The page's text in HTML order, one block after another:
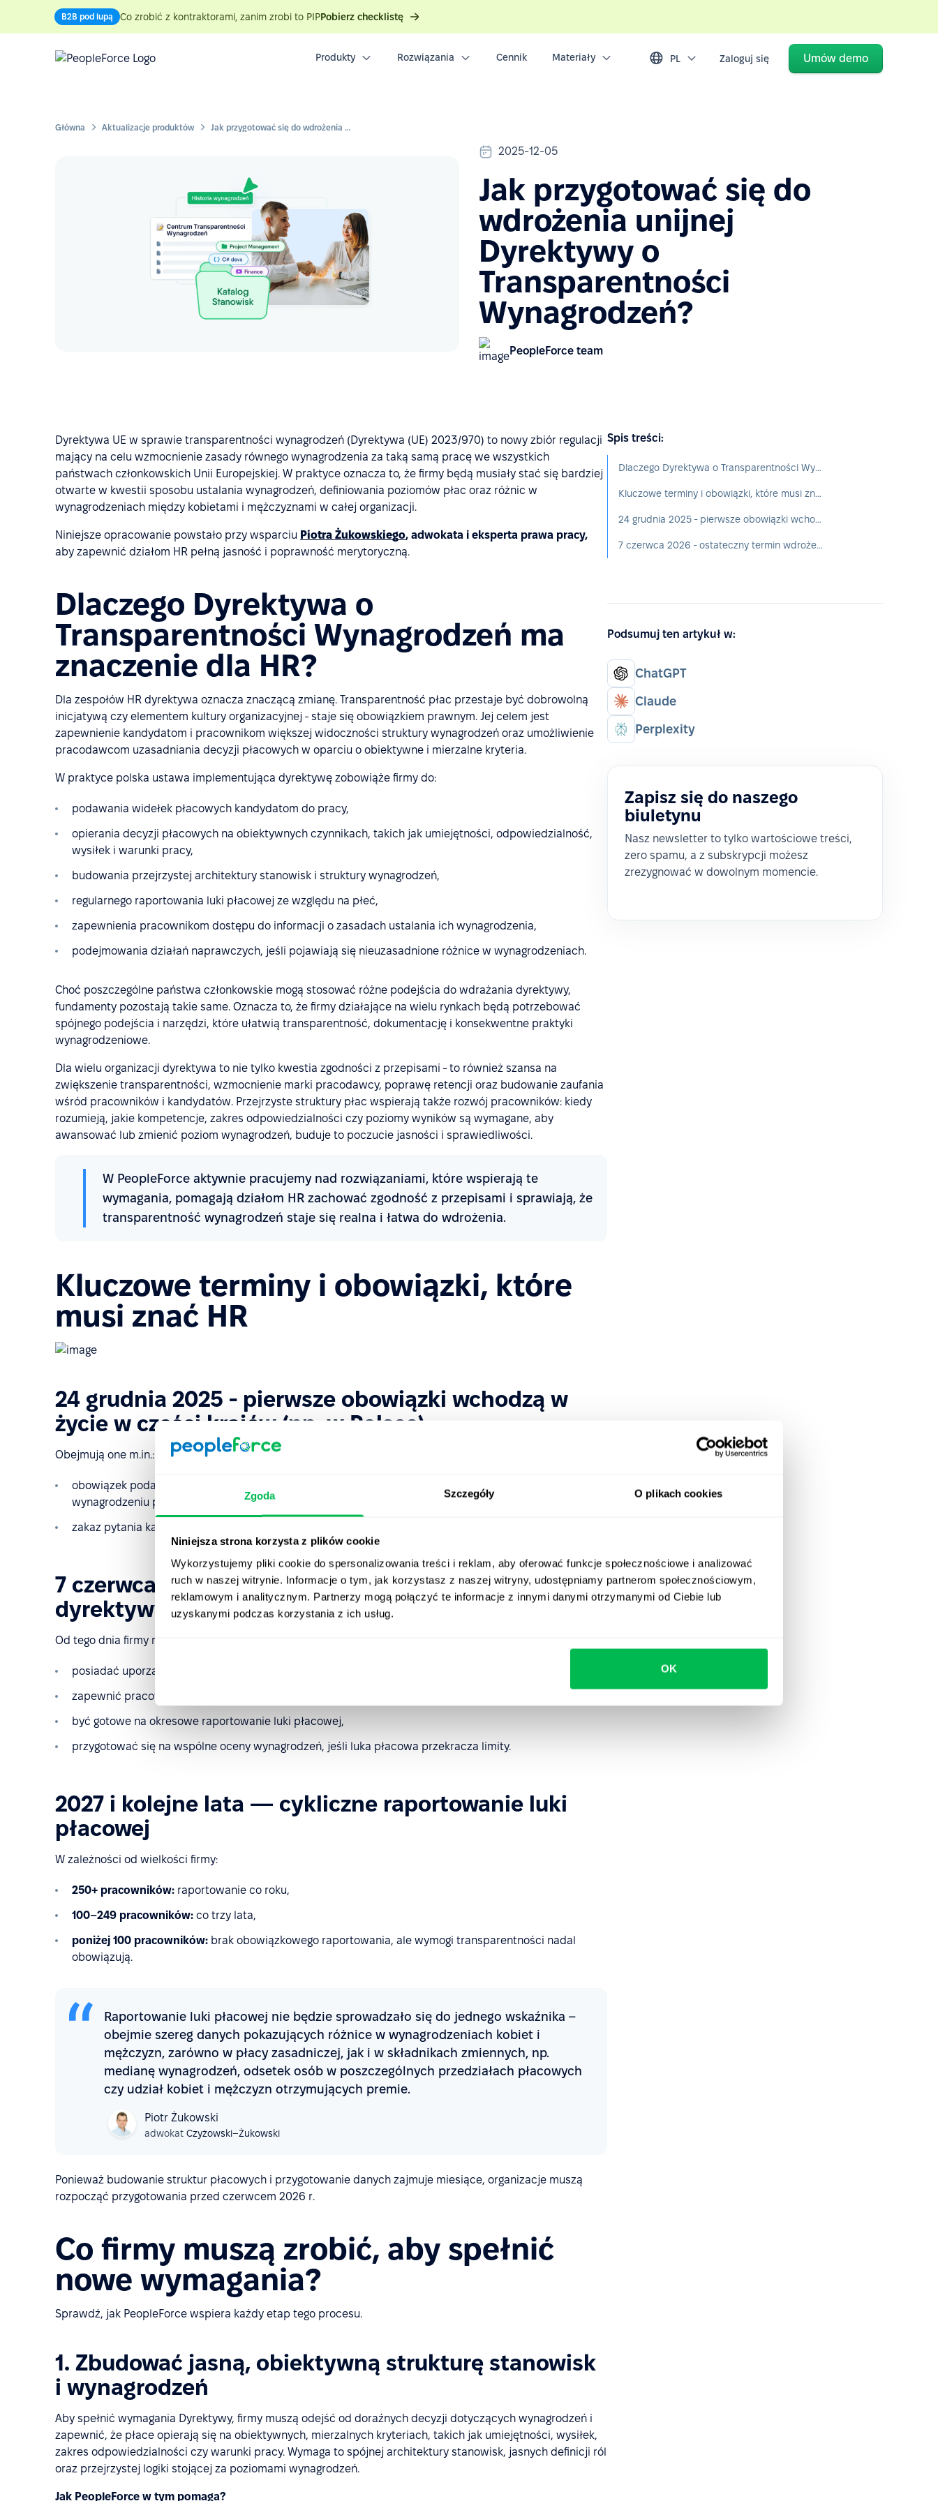
Zgoda Szczegóły O plikach cookies
Niniejsza strona korzysta z plików cookie
Wykorzystujemy pliki cookie do spersonalizowania treści i reklam, aby oferować funkcje społecznościowe i analizować
ruch w naszej witrynie. Informacje o tym, jak korzystasz z naszej witryny, udostępniamy partnerom społecznościowym,
reklamowym i analitycznym. Partnerzy mogą połączyć te informacje z innymi danymi otrzymanymi od Ciebie lub
uzyskanymi podczas korzystania z ich usług.
OK
B2B pod lupą Co zrobić z kontraktorami, zanim zrobi to PIPPobierz checklistę
Produkty Rozwiązania Cennik Materiały PL Zaloguj się Umów demo
Główna Aktualizacje produktów Jak przygotować się do wdrożenia unijnej Dyrektywy o Transparentności Wynagrodzeń?
2025-12-05
Jak przygotować się do
wdrożenia unijnej
Dyrektywy o
Transparentności
Wynagrodzeń?
PeopleForce team
Dyrektywa UE w sprawie transparentności wynagrodzeń (Dyrektywa (UE) 2023/970) to nowy zbiór regulacji
mający na celu wzmocnienie zasady równego wynagrodzenia za taką samą pracę we wszystkich
państwach członkowskich Unii Europejskiej. W praktyce oznacza to, że firmy będą musiały stać się bardziej
otwarte w kwestii sposobu ustalania wynagrodzeń, definiowania poziomów płac oraz różnic w
wynagrodzeniach między kobietami i mężczyznami w całej organizacji.
Niniejsze opracowanie powstało przy wsparciu Piotra Żukowskiego, adwokata i eksperta prawa pracy,
aby zapewnić działom HR pełną jasność i poprawność merytoryczną.
Dlaczego Dyrektywa o
Transparentności Wynagrodzeń ma
znaczenie dla HR?
Dla zespołów HR dyrektywa oznacza znaczącą zmianę. Transparentność płac przestaje być dobrowolną
inicjatywą czy elementem kultury organizacyjnej - staje się obowiązkiem prawnym. Jej celem jest
zapewnienie kandydatom i pracownikom większej widoczności struktury wynagrodzeń oraz umożliwienie
pracodawcom uzasadniania decyzji płacowych w oparciu o obiektywne i mierzalne kryteria.
W praktyce polska ustawa implementująca dyrektywę zobowiąże firmy do:
podawania widełek płacowych kandydatom do pracy,
opierania decyzji płacowych na obiektywnych czynnikach, takich jak umiejętności, odpowiedzialność,
wysiłek i warunki pracy,
budowania przejrzystej architektury stanowisk i struktury wynagrodzeń,
regularnego raportowania luki płacowej ze względu na płeć,
zapewnienia pracownikom dostępu do informacji o zasadach ustalania ich wynagrodzenia,
podejmowania działań naprawczych, jeśli pojawiają się nieuzasadnione różnice w wynagrodzeniach.
Choć poszczególne państwa członkowskie mogą stosować różne podejścia do wdrażania dyrektywy,
fundamenty pozostają takie same. Oznacza to, że firmy działające na wielu rynkach będą potrzebować
spójnego podejścia i narzędzi, które ułatwią transparentność, dokumentację i konsekwentne praktyki
wynagrodzeniowe.
Dla wielu organizacji dyrektywa to nie tylko kwestia zgodności z przepisami - to również szansa na
zwiększenie transparentności, wzmocnienie marki pracodawcy, poprawę retencji oraz budowanie zaufania
wśród pracowników i kandydatów. Przejrzyste struktury płac wspierają także rozwój pracowników: kiedy
rozumieją, jakie kompetencje, zakres odpowiedzialności czy poziomy wyników są wymagane, aby
awansować lub zmienić poziom wynagrodzeń, buduje to poczucie jasności i sprawiedliwości.
W PeopleForce aktywnie pracujemy nad rozwiązaniami, które wspierają te
wymagania, pomagają działom HR zachować zgodność z przepisami i sprawiają, że
transparentność wynagrodzeń staje się realna i łatwa do wdrożenia.
Kluczowe terminy i obowiązki, które
musi znać HR
24 grudnia 2025 - pierwsze obowiązki wchodzą w
życie w części krajów (np. w Polsce)
Obejmują one m.in.:
obowiązek podawania widełek płacowych w ogłoszeniach o pracę lub przekazania informacji o
wynagrodzeniu przed lub w trakcie procesu rekrutacyjnego
zakaz pytania kandydatów o historię ich zarobków,
7 czerwca 2026 - ostateczny termin wdrożenia
dyrektywy w całej UE
Od tego dnia firmy muszą być w pełni zgodne z wymaganiami, w tym:
posiadać uporządkowaną, obiektywną strukturę wynagrodzeń,
zapewnić pracownikom dostęp do kryteriów płacowych,
być gotowe na okresowe raportowanie luki płacowej,
przygotować się na wspólne oceny wynagrodzeń, jeśli luka płacowa przekracza limity.
2027 i kolejne lata — cykliczne raportowanie luki
płacowej
W zależności od wielkości firmy:
250+ pracowników: raportowanie co roku,
100–249 pracowników: co trzy lata,
poniżej 100 pracowników: brak obowiązkowego raportowania, ale wymogi transparentności nadal
obowiązują.
Raportowanie luki płacowej nie będzie sprowadzało się do jednego wskaźnika –
obejmie szereg danych pokazujących różnice w wynagrodzeniach kobiet i
mężczyzn, zarówno w płacy zasadniczej, jak i w składnikach zmiennych, np.
medianę wynagrodzeń, odsetek osób w poszczególnych przedziałach płacowych
czy udział kobiet i mężczyzn otrzymujących premie.
Piotr Żukowski
adwokat Czyżowski–Żukowski
Ponieważ budowanie struktur płacowych i przygotowanie danych zajmuje miesiące, organizacje muszą
rozpocząć przygotowania przed czerwcem 2026 r.
Co firmy muszą zrobić, aby spełnić
nowe wymagania?
Sprawdź, jak PeopleForce wspiera każdy etap tego procesu.
1. Zbudować jasną, obiektywną strukturę stanowisk
i wynagrodzeń
Aby spełnić wymagania Dyrektywy, firmy muszą odejść od doraźnych decyzji dotyczących wynagrodzeń i
zapewnić, że płace opierają się na obiektywnych, mierzalnych kryteriach, takich jak umiejętności, wysiłek,
zakres odpowiedzialności czy warunki pracy. Wymaga to spójnej architektury stanowisk, jasnych definicji ról
oraz przejrzystej logiki stojącej za poziomami wynagrodzeń.
Jak PeopleForce w tym pomaga?
Spis treści:
Dlaczego Dyrektywa o Transparentności Wynagrodzeń ma znaczenie dla HR?
Kluczowe terminy i obowiązki, które musi znać HR
24 grudnia 2025 - pierwsze obowiązki wchodzą w życie w części krajów (np. w Polsce)
7 czerwca 2026 - ostateczny termin wdrożenia dyrektywy w całej UE
Podsumuj ten artykuł w:
ChatGPT
Claude
Perplexity
Zapisz się do naszego
biuletynu
Nasz newsletter to tylko wartościowe treści,
zero spamu, a z subskrypcji możesz
zrezygnować w dowolnym momencie.